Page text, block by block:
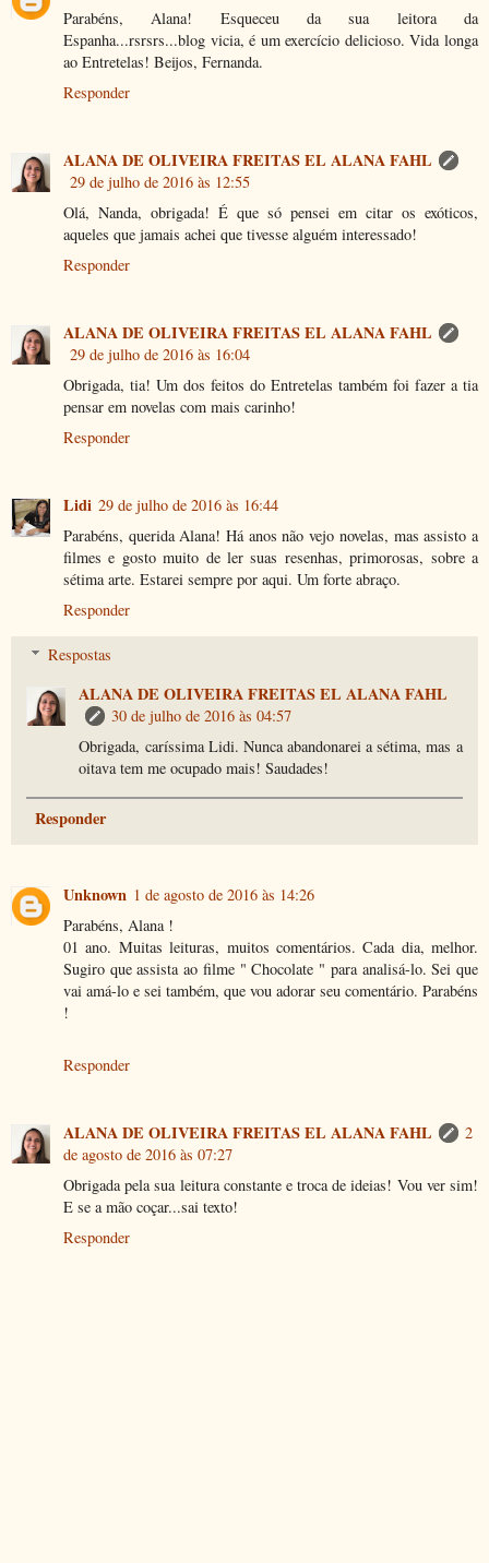
Parabéns, Alana! Esqueceu da sua leitora da
Espanha...rsrsrs...blog vicia, é um exercício delicioso. Vida longa
ao Entretelas! Beijos, Fernanda.
Responder
ALANA DE OLIVEIRA FREITAS EL ALANA FAHL
29 de julho de 2016 às 12:55
Olá, Nanda, obrigada! É que só pensei em citar os exóticos,
aqueles que jamais achei que tivesse alguém interessado!
Responder
ALANA DE OLIVEIRA FREITAS EL ALANA FAHL
29 de julho de 2016 às 16:04
Obrigada, tia! Um dos feitos do Entretelas também foi fazer a tia
pensar em novelas com mais carinho!
Responder
Lidi 29 de julho de 2016 às 16:44
Parabéns, querida Alana! Há anos não vejo novelas, mas assisto a
filmes e gosto muito de ler suas resenhas, primorosas, sobre a
sétima arte. Estarei sempre por aqui. Um forte abraço.
Responder
Respostas
ALANA DE OLIVEIRA FREITAS EL ALANA FAHL
30 de julho de 2016 às 04:57
Obrigada, caríssima Lidi. Nunca abandonarei a sétima, mas a
oitava tem me ocupado mais! Saudades!
Responder
Unknown 1 de agosto de 2016 às 14:26
Parabéns, Alana !
01 ano. Muitas leituras, muitos comentários. Cada dia, melhor.
Sugiro que assista ao filme " Chocolate " para analisá-lo. Sei que
vai amá-lo e sei também, que vou adorar seu comentário. Parabéns
!
Responder
ALANA DE OLIVEIRA FREITAS EL ALANA FAHL
2
de agosto de 2016 às 07:27
Obrigada pela sua leitura constante e troca de ideias! Vou ver sim!
E se a mão coçar...sai texto!
Responder